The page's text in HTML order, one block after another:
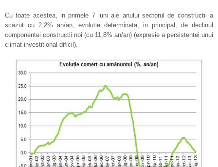
Cu toate acestea, in primele 7 luni ale anului sectorul de constructii a
scazut cu 2,2% an/an, evolutie determinata, in principal, de declinul
componentei constructii noi (cu 11,8% an/an) (expresie a persistentei unui
climat investitional dificil).